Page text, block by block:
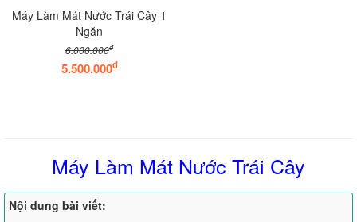
Máy Làm Mát Nước Trái Cây 1
Ngăn
6.000.000đ
5.500.000đ
Máy Làm Mát Nước Trái Cây
Nội dung bài viết: